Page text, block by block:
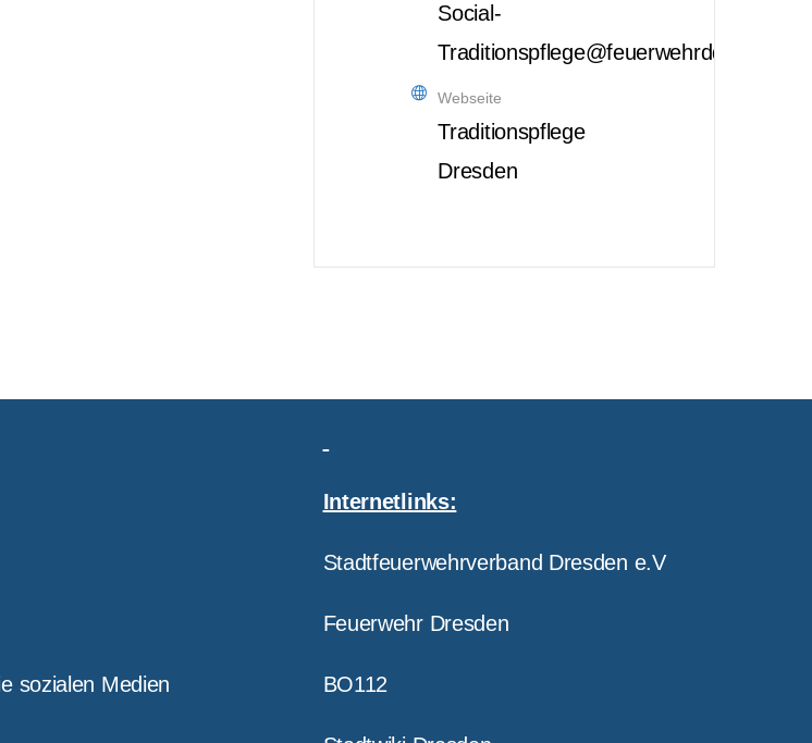
Social-
Traditionspflege@feuerwehrdd.de
Webseite
Traditionspflege
Dresden
sozialen Medien
Internetlinks:
Stadtfeuerwehrverband Dresden e.V
Feuerwehr Dresden
BO112